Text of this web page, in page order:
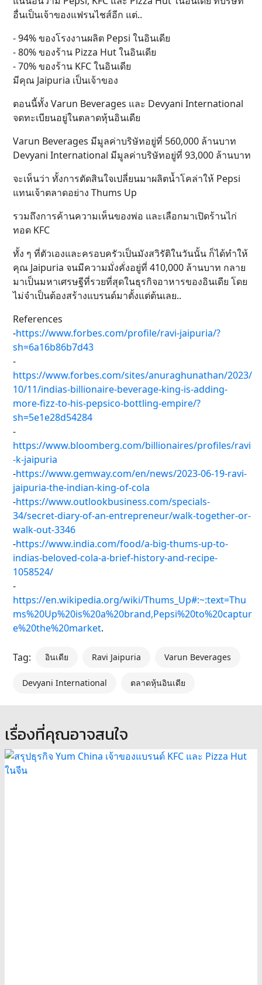
อื่นเป็นเจ้าของแฟรนไชส์อีก แต่..
- 94% ของโรงงานผลิต Pepsi ในอินเดีย
- 80% ของร้าน ​Pizza Hut ในอินเดีย
- 70% ของร้าน KFC ในอินเดีย
มีคุณ Jaipuria เป็นเจ้าของ
ตอนนี้ทั้ง Varun Beverages และ Devyani International
จดทะเบียนอยู่ในตลาดหุ้นอินเดีย
Varun Beverages มีมูลค่าบริษัทอยู่ที่ 560,000 ล้านบาท
Devyani International มีมูลค่าบริษัทอยู่ที่ 93,000 ล้านบาท
จะเห็นว่า ทั้งการตัดสินใจเปลี่ยนมาผลิตน้ำโคล่าให้ Pepsi
แทนเจ้าตลาดอย่าง Thums Up
รวมถึงการค้านความเห็นของพ่อ และเลือกมาเปิดร้านไก่
ทอด KFC
ทั้ง ๆ ที่ตัวเองและครอบครัวเป็นมังสวิรัติในวันนั้น ก็ได้ทำให้
คุณ Jaipuria จนมีความมั่งคั่งอยู่ที่ 410,000 ล้านบาท กลาย
มาเป็นมหาเศรษฐีที่รวยที่สุดในธุรกิจอาหารของอินเดีย โดย
ไม่จำเป็นต้องสร้างแบรนด์มาตั้งแต่ต้นเลย..
References
-https://www.forbes.com/profile/ravi-jaipuria/?
sh=6a16b86b7d43
-
https://www.forbes.com/sites/anuraghunathan/2023/
10/11/indias-billionaire-beverage-king-is-adding-
more-fizz-to-his-pepsico-bottling-empire/?
sh=5e1e28d54284
-
https://www.bloomberg.com/billionaires/profiles/ravi
-k-jaipuria
-https://www.gemway.com/en/news/2023-06-19-ravi-
jaipuria-the-indian-king-of-cola
-https://www.outlookbusiness.com/specials-
34/secret-diary-of-an-entrepreneur/walk-together-or-
walk-out-3346
-https://www.india.com/food/a-big-thums-up-to-
indias-beloved-cola-a-brief-history-and-recipe-
1058524/
-
https://en.wikipedia.org/wiki/Thums_Up#:~:text=Thu
ms%20Up%20is%20a%20brand,Pepsi%20to%20captur
e%20the%20market.
Tag: อินเดีย Ravi Jaipuria Varun Beverages
Devyani International ตลาดหุ้นอินเดีย
เรื่องที่คุณอาจสนใจ